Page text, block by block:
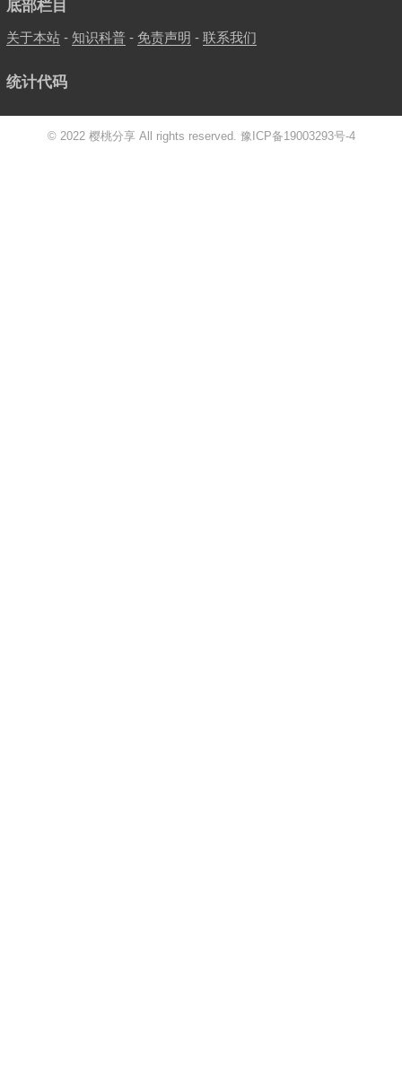
底部栏目
关于本站- 知识科普- 免责声明 - 联系我们
统计代码
© 2022 樱桃分享 All rights reserved. 豫ICP备19003293号-4